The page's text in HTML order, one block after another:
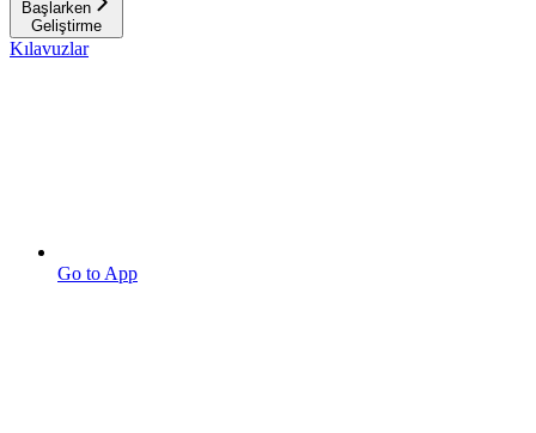
Başlarken
Geliştirme
Kılavuzlar
Go to App